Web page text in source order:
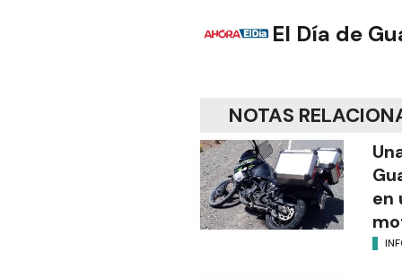
El Día de
NOTAS
en